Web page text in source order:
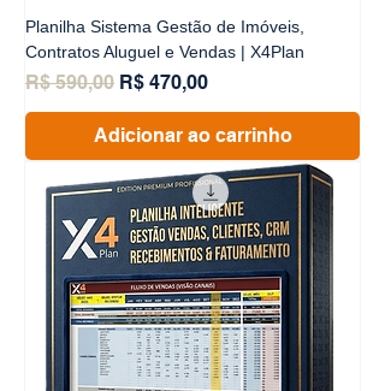
Planilha Sistema Gestão de Imóveis,
Contratos Aluguel e Vendas | X4Plan
Preço normal
R$ 590,00 Preço promocional
R$ 470,00
Adicionar ao carrinho